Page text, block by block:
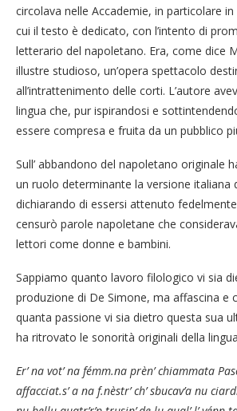
circolava nelle Accademie, in particolare
cui il testo è dedicato, con l’intento di
letterario del napoletano. Era, come dice
illustre studioso, un’opera spettacolo
all’intrattenimento delle corti. L’autore
lingua che, pur ispirandosi e
essere compresa e fruita da un pubblico
Sull’ abbandono del napoletano originale
un ruolo determinante la versione italiana
dichiarando di essersi attenuto
censurò parole napoletane che
lettori come donne e bambini.
Sappiamo quanto lavoro filologico vi sia
produzione di De Simone, ma affascina e
quanta passione vi sia dietro questa sua
ha ritrovato le sonorità originali della
Er’ na vot’ na fémm.na prèn’ chiammata
affacciat.s’ a na f.nèstr’ ch’ sbucav’a nu